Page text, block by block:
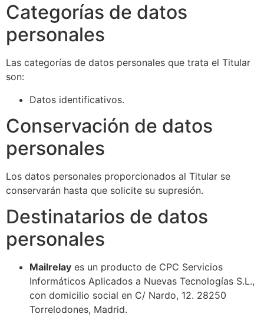
Categorías de datos
personales
Las categorías de datos personales que trata el Titular
son:
Datos identificativos.
Conservación de datos
personales
Los datos personales proporcionados al Titular se
conservarán hasta que solicite su supresión.
Destinatarios de datos
personales
Mailrelay es un producto de CPC Servicios
Informáticos Aplicados a Nuevas Tecnologías S.L.,
con domicilio social en C/ Nardo, 12. 28250
Torrelodones, Madrid.